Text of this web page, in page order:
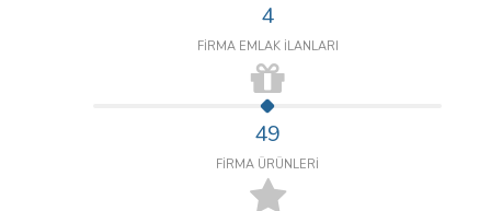
4
FİRMA EMLAK İLANLARI
49
FİRMA ÜRÜNLERİ